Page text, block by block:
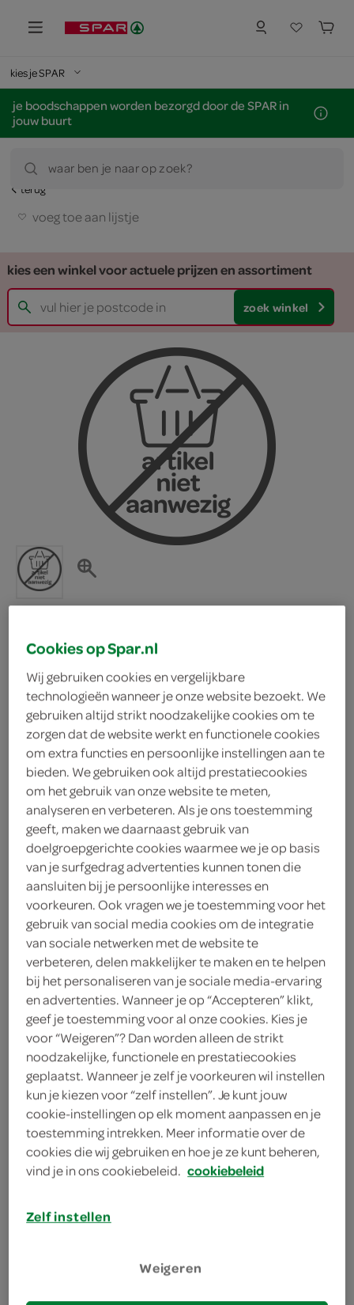
kies je SPAR
je boodschappen worden bezorgd door de SPAR in
jouw buurt
waar ben je naar op zoek?
terug
voeg toe aan lijstje
kies een winkel voor actuele prijzen en assortiment
zoek winkel
Iglo stoom en klaar
groenten kip
Iglo
400 Gram
Let op: aanbiedingen zijn niet zichtbaar bij de
producten, maar worden wél automatisch
verwerkt in de winkelmand.
Stoom & klaar Iglo groenten en kip - perfecte balans
in een doos!
Verse stoomgroenten met kip
Klaar in enkele minuten
Ideale portie van 400 gram
omschrijving
Iglo Stoom & Klaar Groenten en Kip Sta je voor een
overheerlijk smaakt? Iglo Stoom & Klaar groenten
Cookies op Spar.nl
Wij gebruiken cookies en vergelijkbare
technologieën wanneer je onze website bezoekt. We
gebruiken altijd strikt noodzakelijke cookies om te
zorgen dat de website werkt en functionele cookies
om extra functies en persoonlijke instellingen aan te
bieden. We gebruiken ook altijd prestatiecookies
om het gebruik van onze website te meten,
analyseren en verbeteren. Als je ons toestemming
geeft, maken we daarnaast gebruik van
doelgroepgerichte cookies waarmee we je op basis
van je surfgedrag advertenties kunnen tonen die
aansluiten bij je persoonlijke interesses en
voorkeuren. Ook vragen we je toestemming voor het
gebruik van social media cookies om de integratie
van sociale netwerken met de website te
verbeteren, delen makkelijker te maken en te helpen
bij het personaliseren van je sociale media-ervaring
en advertenties. Wanneer je op “Accepteren” klikt,
geef je toestemming voor al onze cookies. Kies je
voor “Weigeren”? Dan worden alleen de strikt
noodzakelijke, functionele en prestatiecookies
geplaatst. Wanneer je zelf je voorkeuren wil instellen
kun je kiezen voor “zelf instellen”. Je kunt jouw
cookie-instellingen op elk moment aanpassen en je
toestemming intrekken. Meer informatie over de
cookies die wij gebruiken en hoe je ze kunt beheren,
vind je in ons cookiebeleid. cookiebeleid
Zelf instellen
Weigeren